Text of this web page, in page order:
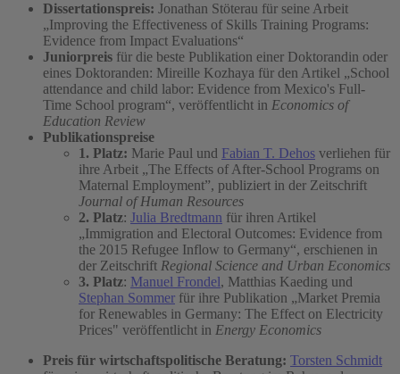
Dissertationspreis: Jonathan Stöterau für seine Arbeit
„Improving the Effectiveness of Skills Training Programs:
Evidence from Impact Evaluations“
Juniorpreis für die beste Publikation einer Doktorandin oder
eines Doktoranden: Mireille Kozhaya für den Artikel „School
attendance and child labor: Evidence from Mexico's Full-
Time School program“, veröffentlicht in Economics of
Education Review
Publikationspreise
1. Platz: Marie Paul und Fabian T. Dehos verliehen für
ihre Arbeit „The Effects of After-School Programs on
Maternal Employment”, publiziert in der Zeitschrift
Journal of Human Resources
2. Platz: Julia Bredtmann für ihren Artikel
„Immigration and Electoral Outcomes: Evidence from
the 2015 Refugee Inflow to Germany“, erschienen in
der Zeitschrift Regional Science and Urban Economics
3. Platz: Manuel Frondel, Matthias Kaeding und
Stephan Sommer für ihre Publikation „Market Premia
for Renewables in Germany: The Effect on Electricity
Prices" veröffentlicht in Energy Economics
Preis für wirtschaftspolitische Beratung: Torsten Schmidt